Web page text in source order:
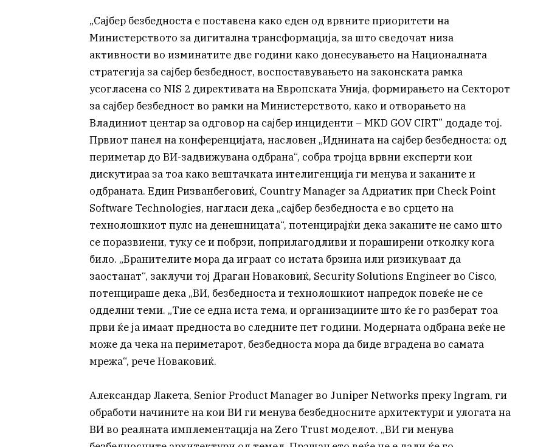
„Сајбер безбедноста е поставена како еден од врвните приоритети на
Министерството за дигитална трансформација, за што сведочат низа
активности во изминатите две години како донесувањето на Националната
стратегија за сајбер безбедност, воспоставувањето на законската рамка
усогласена со NIS 2 директивата на Европската Унија, формирањето на Секторот
за сајбер безбедност во рамки на Министерството, како и отворањето на
Владиниот центар за одговор на сајбер инциденти – MKD GOV CIRT” додаде тој.
Првиот панел на конференцијата, насловен „Иднината на сајбер безбедноста: од
периметар до ВИ-задвижувана одбрана“, собра тројца врвни експерти кои
дискутираа за тоа како вештачката интелигенција ги менува и заканите и
одбраната. Един Ризванбеговиќ, Country Manager за Адриатик при Check Point
Software Technologies, нагласи дека „сајбер безбедноста е во срцето на
технолошкиот пулс на денешницата“, потенцирајќи дека заканите не само што
се поразвиени, туку се и побрзи, поприлагодливи и пораширени отколку кога
било. „Бранителите мора да играат со истата брзина или ризикуваат да
заостанат“, заклучи тој Драган Новаковиќ, Security Solutions Engineer во Cisco,
потенцираше дека „ВИ, безбедноста и технолошкиот напредок повеќе не се
одделни теми. „Тие се една иста тема, и организациите што ќе го разберат тоа
први ќе ја имаат предноста во следните пет години. Модерната одбрана веќе не
може да чека на периметарот, безбедноста мора да биде вградена во самата
мрежа“, рече Новаковиќ.
Александар Лакета, Senior Product Manager во Juniper Networks преку Ingram, ги
обработи начините на кои ВИ ги менува безбедносните архитектури и улогата на
ВИ во реалната имплементација на Zero Trust моделот. „ВИ ги менува